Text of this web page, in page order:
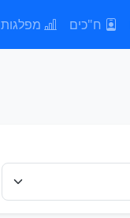
ח"כים מפלגות